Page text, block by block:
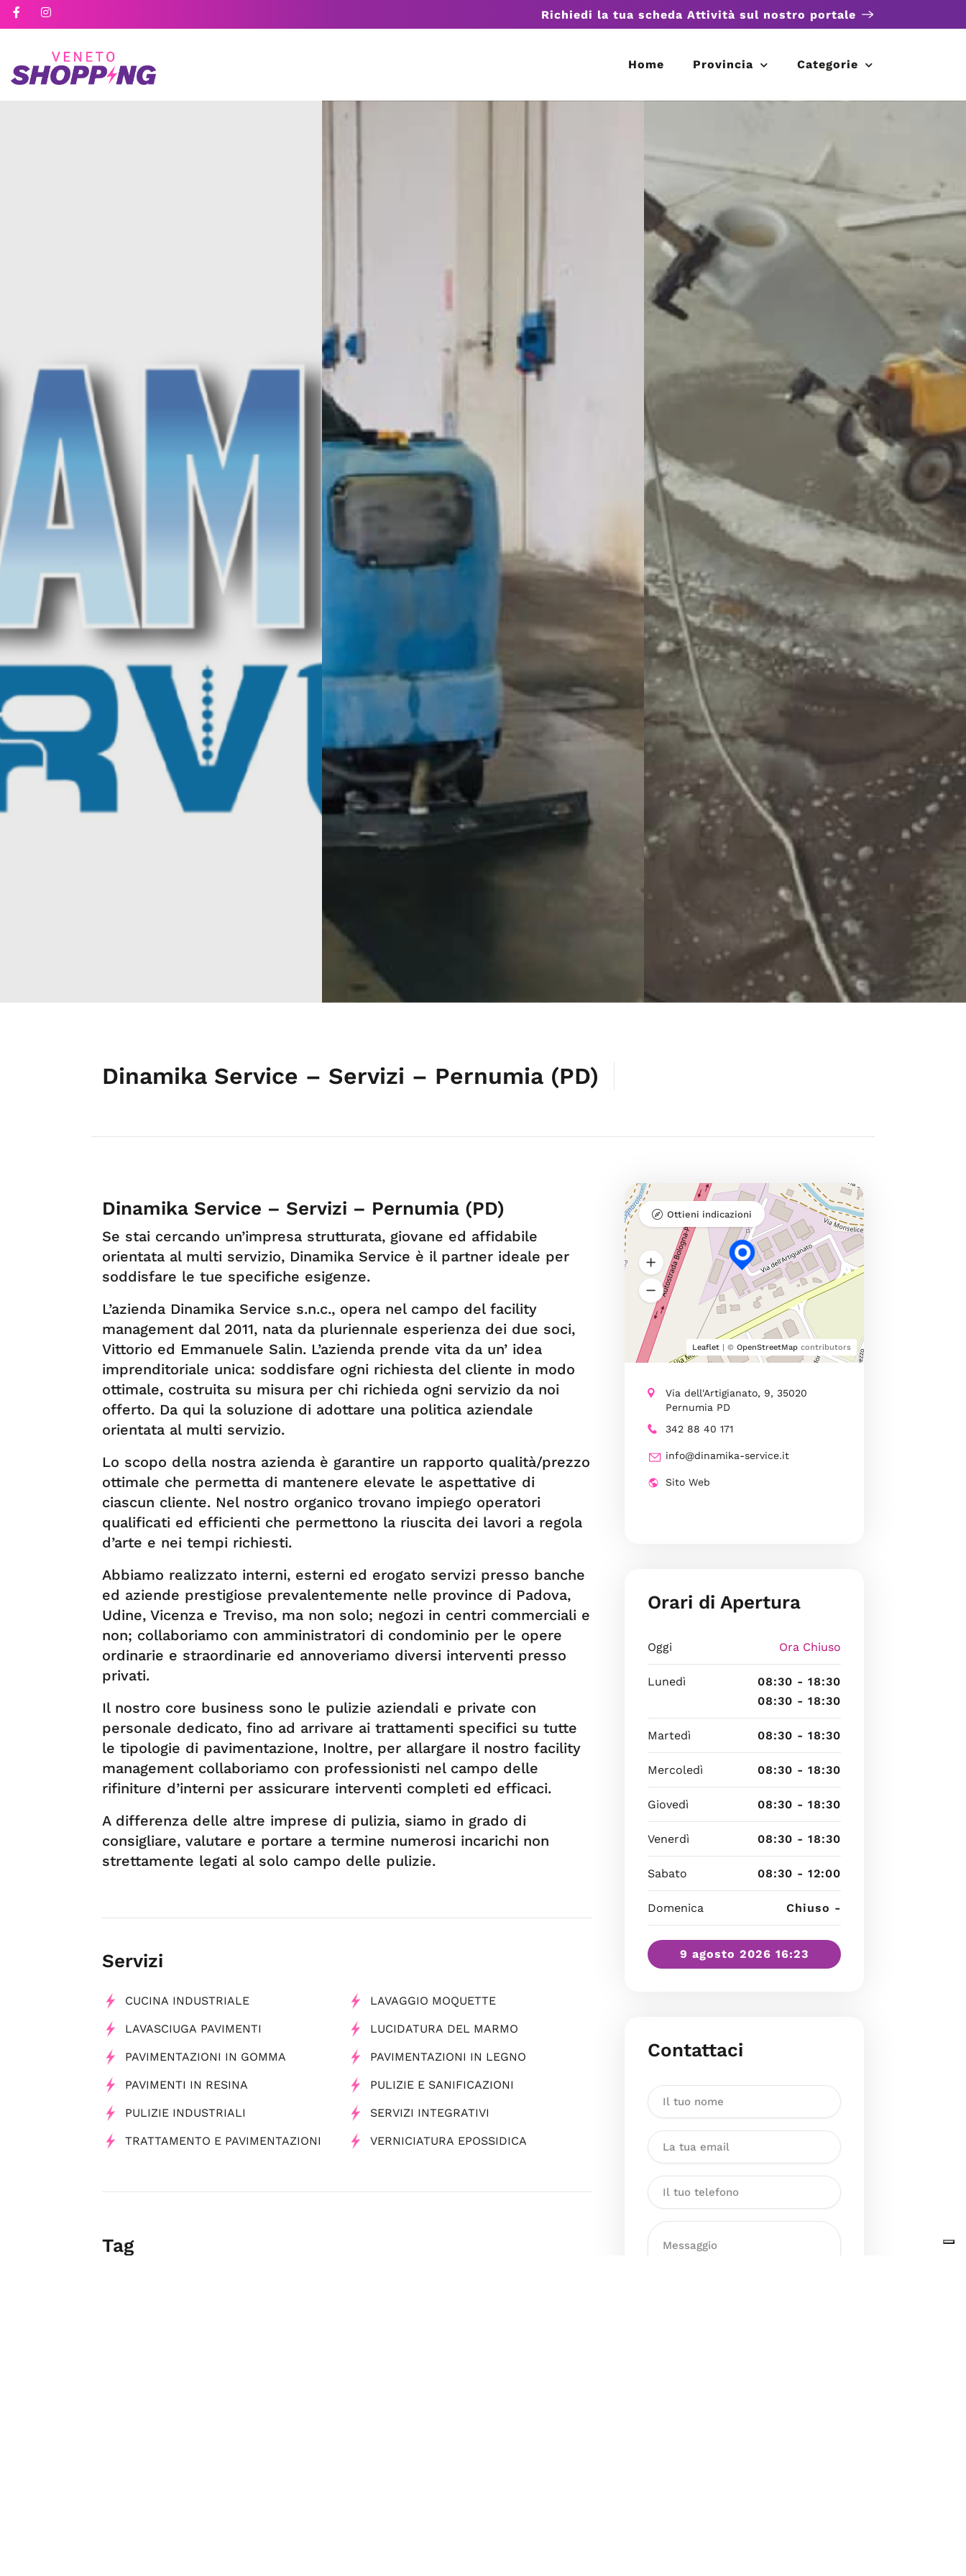
Richiedi la tua scheda Attività sul nostro portale
Home Provincia Categorie
Dinamika Service – Servizi – Pernumia (PD)
Dinamika Service – Servizi – Pernumia (PD)
Se stai cercando un’impresa strutturata, giovane ed affidabile
orientata al multi servizio, Dinamika Service è il partner ideale per
soddisfare le tue specifiche esigenze.
L’azienda Dinamika Service s.n.c., opera nel campo del facility
management dal 2011, nata da pluriennale esperienza dei due soci,
Vittorio ed Emmanuele Salin. L’azienda prende vita da un’ idea
imprenditoriale unica: soddisfare ogni richiesta del cliente in modo
ottimale, costruita su misura per chi richieda ogni servizio da noi
offerto. Da qui la soluzione di adottare una politica aziendale
orientata al multi servizio.
Lo scopo della nostra azienda è garantire un rapporto qualità/prezzo
ottimale che permetta di mantenere elevate le aspettative di
ciascun cliente. Nel nostro organico trovano impiego operatori
qualificati ed efficienti che permettono la riuscita dei lavori a regola
d’arte e nei tempi richiesti.
Abbiamo realizzato interni, esterni ed erogato servizi presso banche
ed aziende prestigiose prevalentemente nelle province di Padova,
Udine, Vicenza e Treviso, ma non solo; negozi in centri commerciali e
non; collaboriamo con amministratori di condominio per le opere
ordinarie e straordinarie ed annoveriamo diversi interventi presso
privati.
Il nostro core business sono le pulizie aziendali e private con
personale dedicato, fino ad arrivare ai trattamenti specifici su tutte
le tipologie di pavimentazione, Inoltre, per allargare il nostro facility
management collaboriamo con professionisti nel campo delle
rifiniture d’interni per assicurare interventi completi ed efficaci.
A differenza delle altre imprese di pulizia, siamo in grado di
consigliare, valutare e portare a termine numerosi incarichi non
strettamente legati al solo campo delle pulizie.
Servizi
CUCINA INDUSTRIALE LAVAGGIO MOQUETTE
LAVASCIUGA PAVIMENTI LUCIDATURA DEL MARMO
PAVIMENTAZIONI IN GOMMA PAVIMENTAZIONI IN LEGNO
PAVIMENTI IN RESINA PULIZIE E SANIFICAZIONI
PULIZIE INDUSTRIALI SERVIZI INTEGRATIVI
TRATTAMENTO E PAVIMENTAZIONI VERNICIATURA EPOSSIDICA
Tag
Leaflet| © OpenStreetMapcontributors
Ottieni indicazioni
Via dell'Artigianato, 9, 35020
Pernumia PD
342 88 40 171
info@dinamika-service.it
Sito Web
Orari di Apertura
Oggi Ora Chiuso
Lunedì
08:30 - 18:30
08:30 - 18:30
Martedì 08:30 - 18:30
Mercoledì 08:30 - 18:30
Giovedì 08:30 - 18:30
Venerdì 08:30 - 18:30
Sabato 08:30 - 12:00
Domenica Chiuso -
9 agosto 2026 16:23
Contattaci